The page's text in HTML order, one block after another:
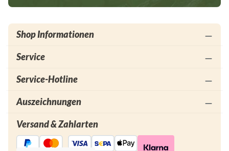
Shop Informationen
Service
Service-Hotline
Auszeichnungen
Versand & Zahlarten